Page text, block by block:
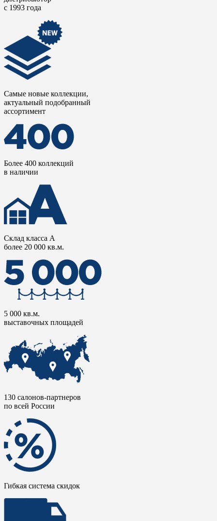
частных резиденциях, спа-салонах, ресторанах и отелях.
с 1993 года
Самые новые коллекции,
актуальный подобранный
ассортимент
Более 400 коллекций
в наличии
Склад класса А
более 20 000 кв.м.
5 000 кв.м.
выставочных площадей
130 салонов-партнеров
по всей России
Гибкая система скидок